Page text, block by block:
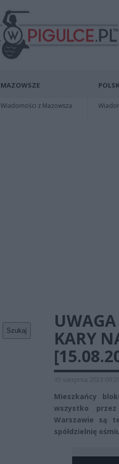
MAZOWSZE
Wiadomości z Mazowsza
Szukaj
KARY
15 sierpnia 2023
Mieszkańcy
wszystko
Warszawie są
spółdzielnię